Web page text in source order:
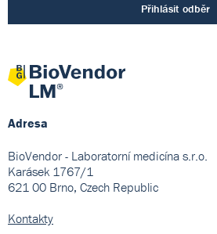
Přihlásit odběr
Adresa
BioVendor - Laboratorní medicína s.r.o.
Karásek 1767/1
621 00 Brno, Czech Republic
Kontakty